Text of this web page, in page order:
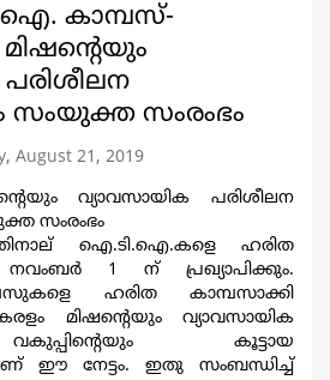
കാമ്പസ്-
സംയുക്ത സംരംഭം
August 21, 2019
വ്യാവസായിക പരിശീലന
സംരംഭം
ഐ.ടി.ഐ.കളെ ഹരിത
1 ന് പ്രഖ്യാപിക്കും.
ഹരിത കാമ്പസാക്കി
മിഷന്‍റെയും വ്യാവസായിക
കൂട്ടായ
ഈ നേട്ടം. ഇതു സംബന്ധിച്ച്